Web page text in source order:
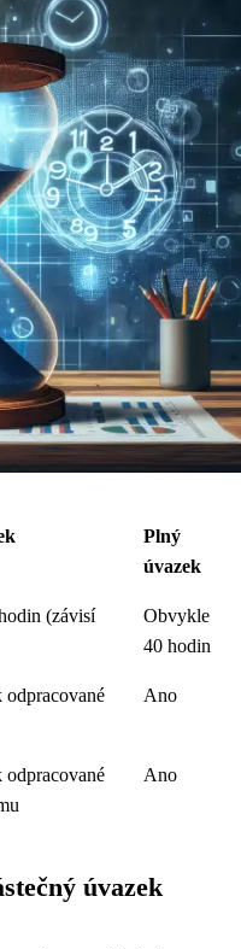
Plný
úvazek
(závisí
Obvykle
40 hodin
odpracované
Ano
odpracované
Ano
úvazek